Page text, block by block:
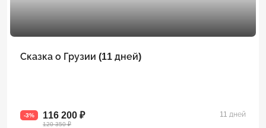
Сказка о Грузии (11 дней)
-3% 116 200 ₽
120 350 ₽
11 дней